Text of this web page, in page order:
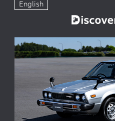
English